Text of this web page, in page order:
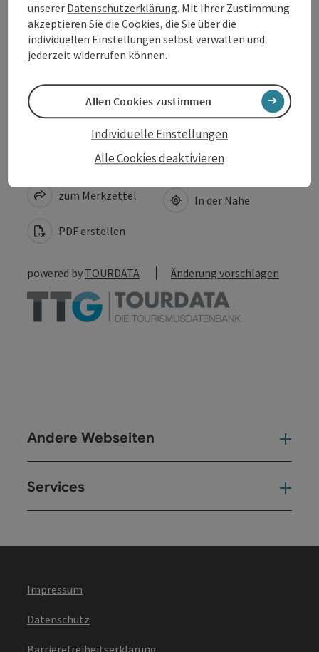
Anreise/Lage
Beitrag merken
zum Merkzettel
PDF erstellen
Beitrag drucken
In der Nähe
powered by TOURDATA Änderung vorschlagen
Andere Webseiten
Services
Impressum
Datenschutz
unserer Datenschutzerklärung. Mit Ihrer Zustimmung
akzeptieren Sie die Cookies, die Sie über die
individuellen Einstellungen selbst verwalten und
jederzeit widerrufen können.
Alle Cookies deaktivieren
Individuelle Einstellungen
Allen Cookies zustimmen